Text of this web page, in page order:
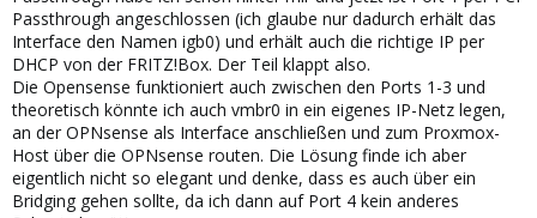
Passthrough angeschlossen (ich glaube nur dadurch erhält das
Interface den Namen igb0) und erhält auch die richtige IP per
DHCP von der FRITZ!Box. Der Teil klappt also.
Die Opensense funktioniert auch zwischen den Ports 1-3 und
theoretisch könnte ich auch vmbr0 in ein eigenes IP-Netz legen,
an der OPNsense als Interface anschließen und zum Proxmox-
Host über die OPNsense routen. Die Lösung finde ich aber
eigentlich nicht so elegant und denke, dass es auch über ein
Bridging gehen sollte, da ich dann auf Port 4 kein anderes